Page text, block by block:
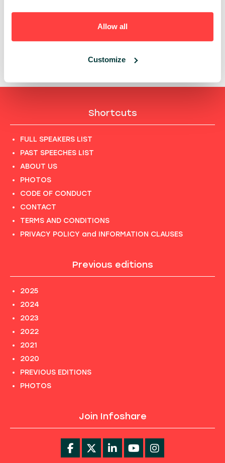
Allow all
Customize
Shortcuts
FULL SPEAKERS LIST
PAST SPEECHES LIST
ABOUT US
PHOTOS
CODE OF CONDUCT
CONTACT
TERMS AND CONDITIONS
PRIVACY POLICY and INFORMATION CLAUSES
Previous editions
2025
2024
2023
2022
2021
2020
PREVIOUS EDITIONS
PHOTOS
Join Infoshare